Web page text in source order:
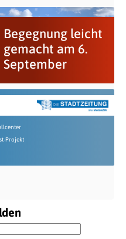
Begegnung leicht
gemacht am 6.
September
Projekt